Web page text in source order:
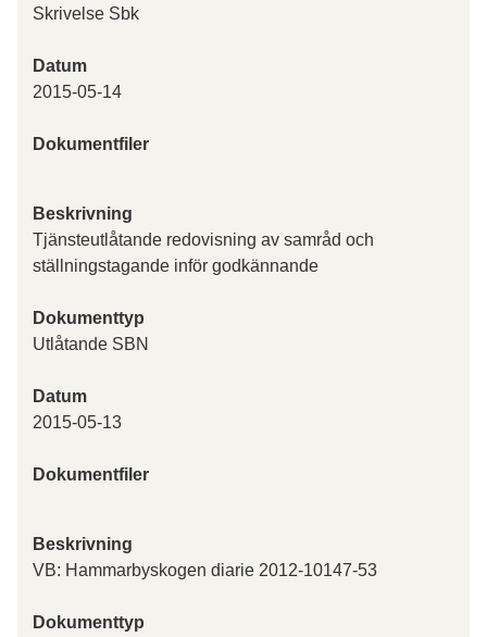
Skrivelse Sbk
Datum
2015-05-14
Dokumentfiler
Beskrivning
Tjänsteutlåtande redovisning av samråd och
ställningstagande inför godkännande
Dokumenttyp
Utlåtande SBN
Datum
2015-05-13
Dokumentfiler
Beskrivning
VB: Hammarbyskogen diarie 2012-10147-53
Dokumenttyp